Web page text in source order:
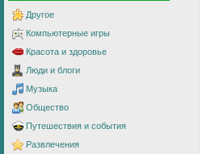
Другое
Компьютерные игры
Красота и здоровье
Люди и блоги
Музыка
Общество
Путешествия и события
Развлечения